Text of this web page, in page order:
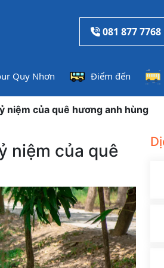
081 877 7768
Quy Nhơn Điểm đến
niệm của quê hương anh hùng
niệm của quê